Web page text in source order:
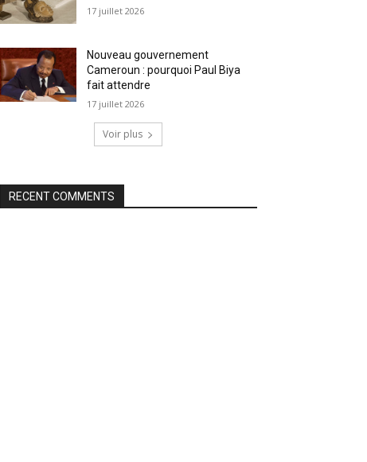
17 juillet 2026
Nouveau gouvernement
Cameroun : pourquoi Paul Biya
fait attendre
17 juillet 2026
Voir plus
RECENT COMMENTS